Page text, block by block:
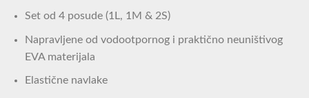
Set od 4 posude (1L, 1M & 2S)
Napravljene od vodootpornog i praktično neuništivog
EVA materijala
Elastične navlake